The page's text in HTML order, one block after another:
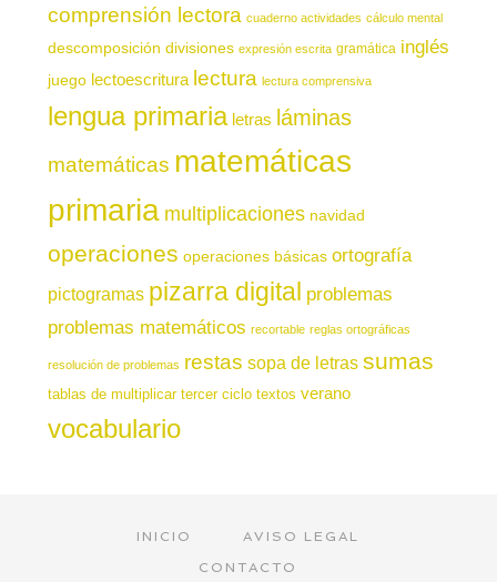
comprensión lectora cuaderno actividades cálculo mental
descomposición divisiones expresión escrita gramática inglés
juego lectoescritura lectura lectura comprensiva
lengua primaria letras láminas
matemáticas matemáticas
primaria multiplicaciones navidad
operaciones operaciones básicas ortografía
pictogramas pizarra digital problemas
problemas matemáticos recortable reglas ortográficas
resolución de problemas restas sopa de letras sumas
tablas de multiplicar tercer ciclo textos verano
vocabulario
INICIO
AVISO LEGAL
CONTACTO